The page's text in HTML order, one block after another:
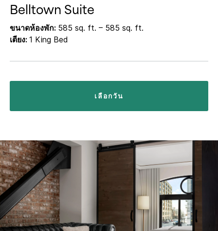
Belltown Suite
ขนาดห้องพัก: 585 sq. ft. – 585 sq. ft.
เตียง: 1 King Bed
เลือกวัน